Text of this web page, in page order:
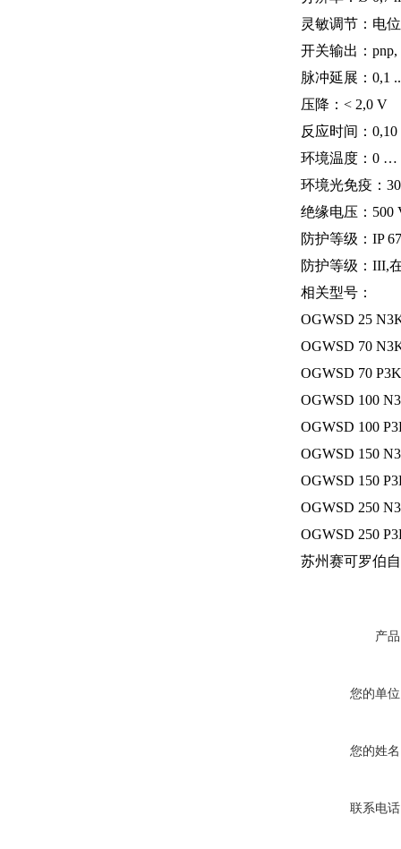
灵敏调节：电
开关输出：
脉冲延展：0,1
压降：< 2,0 V
反应时间：0,10
环境温度：0 …
环境光免疫：
绝缘电压：500
防护等级：IP 67
防护等级：III,
相关型号：
OGWSD 25
OGWSD 70
OGWSD 70
OGWSD 100
OGWSD 100
OGWSD 150
OGWSD 150
OGWSD 250
OGWSD 250
苏州赛可罗伯
产
您的单
您的姓
联系电